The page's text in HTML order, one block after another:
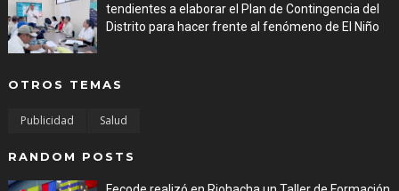
tendientes a elaborar el Plan de Contingencia del
Distrito para hacer frente al fenómeno de El Niño
OTROS TEMAS
Publicidad Salud
RANDOM POSTS